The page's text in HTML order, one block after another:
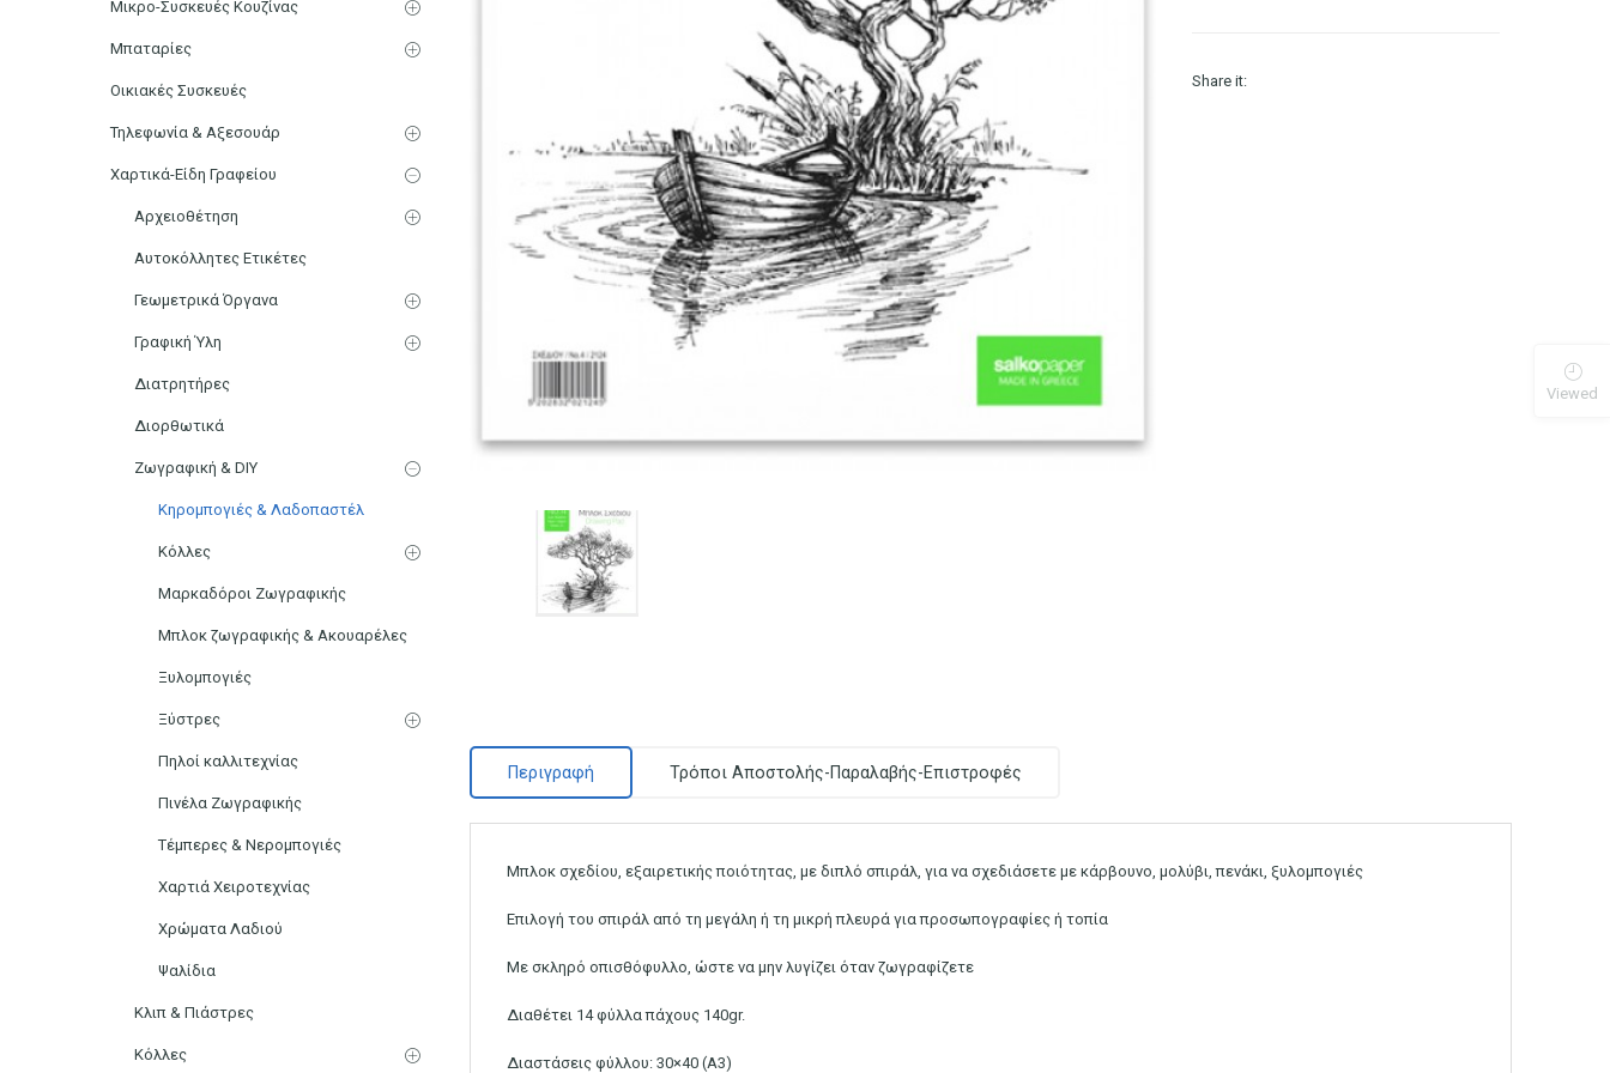
Share it:
Περιγραφή Τρόποι Αποστολής-Παραλαβής-Επιστροφές
Μπλοκ σχεδίου, εξαιρετικής ποιότητας, με διπλό σπιράλ, για να σχεδιάσετε με κάρβουνο, μολύβι, πενάκι, ξυλομπογιές
Επιλογή του σπιράλ από τη μεγάλη ή τη μικρή πλευρά για προσωπογραφίες ή τοπία
Με σκληρό οπισθόφυλλο, ώστε να μην λυγίζει όταν ζωγραφίζετε
Διαθέτει 14 φύλλα πάχους 140gr.
Διαστάσεις φύλλου: 30×40 (Α3)
Μικρο-Συσκευές Κουζίνας
Μπαταρίες
Οικιακές Συσκευές
Τηλεφωνία & Αξεσουάρ
Χαρτικά-Είδη Γραφείου
Αρχειοθέτηση
Αυτοκόλλητες Ετικέτες
Γεωμετρικά Όργανα
Γραφική Ύλη
Διατρητήρες
Διορθωτικά
Ζωγραφική & DIY
Κηρομπογιές & Λαδοπαστέλ
Κόλλες
Μαρκαδόροι Ζωγραφικής
Μπλοκ ζωγραφικής & Ακουαρέλες
Ξυλομπογιές
Ξύστρες
Πηλοί καλλιτεχνίας
Πινέλα Ζωγραφικής
Τέμπερες & Νερομπογιές
Χαρτιά Χειροτεχνίας
Χρώματα Λαδιού
Ψαλίδια
Κλιπ & Πιάστρες
Κόλλες
Viewed